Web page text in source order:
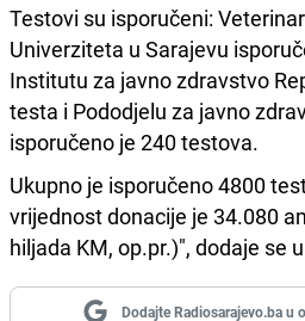
Testovi su isporučeni:
Univerziteta u Sarajevu
Institutu za javno zdravstvo
testa i Pododjelu za javno
isporučeno je 240 testova.
Ukupno je isporučeno 4800
vrijednost donacije je 34.080
hiljada KM, op.pr.)", dodaje se
Dodajte Radiosarajevo.ba u